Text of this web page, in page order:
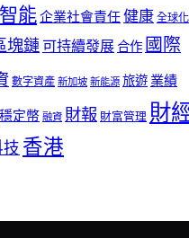
能企業社會責任健康全球化
塊鏈可持續發展合作國際
數字資產新加坡新能源旅遊業績
穩定幣融資 財報 財富管理 財
香港